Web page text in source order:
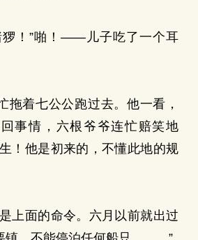
！”啪！——儿子吃了一个耳
着七公公跑过去。他一看，
事情，六根爷爷连忙赔笑地
！他是初来的，不懂此地的规
面的命令。六月以前就出过